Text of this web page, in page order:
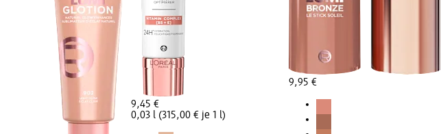
9,45 €
0,03 l (315,00 € je 1 l)
9,95 €